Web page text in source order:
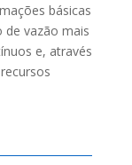
básicas
de vazão mais
e, através